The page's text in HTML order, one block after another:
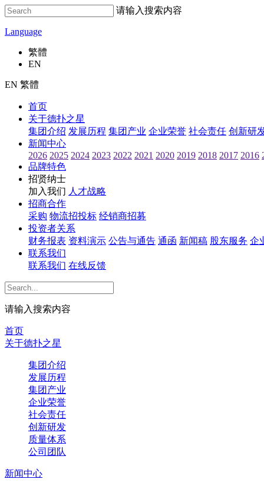
请输入搜索内容
Language
繁體
EN
EN 繁體
首页
关于德扑之星
集团介绍 发展历程 集团产业 企业荣誉 社会责任 创新研
新闻中心
2026 2025 2024 2023 2022 2021 2020 2019 2018 2017 2016
品牌特色
招贤纳士
加入我们 人才战略
招商合作
采购 物流招投标 经销商招募
投资者关系
财务报表 资料演示 公告与通告 通函 新闻稿 股东服务 企
联系我们
联系我们 在线反馈
请输入搜索内容
首页
关于德扑之星
集团介绍
发展历程
集团产业
企业荣誉
社会责任
创新研发
质量体系
公司团队
新闻中心